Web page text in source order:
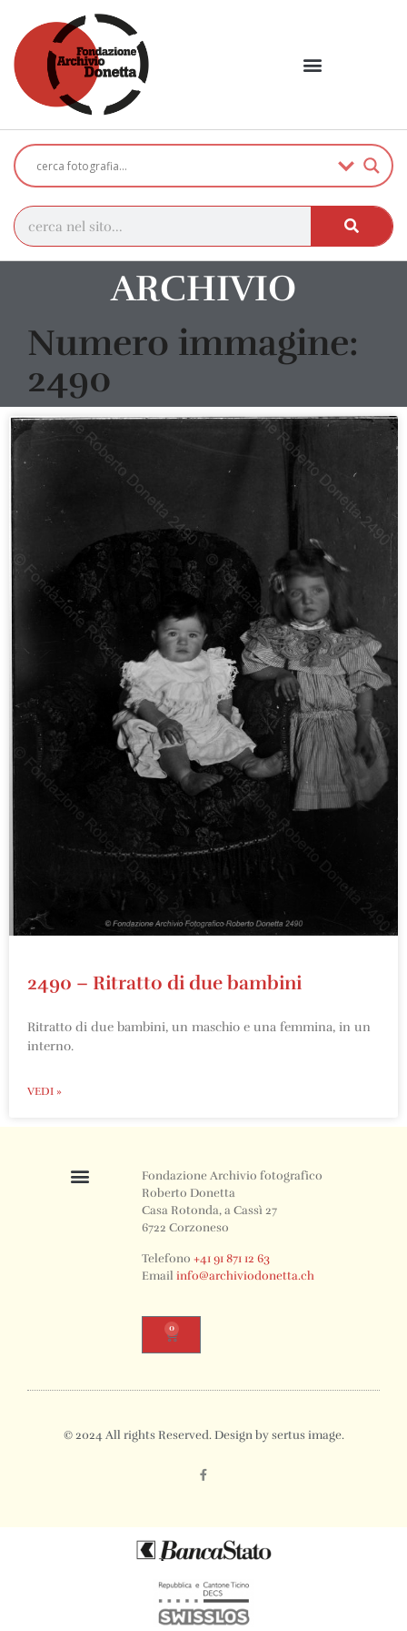
ARCHIVIO
Numero immagine:
2490
2490 – Ritratto di due bambini
Ritratto di due bambini, un maschio e una femmina, in un
interno.
VEDI »
Fondazione Archivio fotografico
Roberto Donetta
Casa Rotonda, a Cassì 27
6722 Corzoneso
Telefono+41 91 871 12 63
Emailinfo@archiviodonetta.ch
0
© 2024 All rights Reserved. Design by sertus image.